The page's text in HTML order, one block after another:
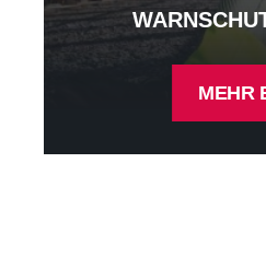
MEHR